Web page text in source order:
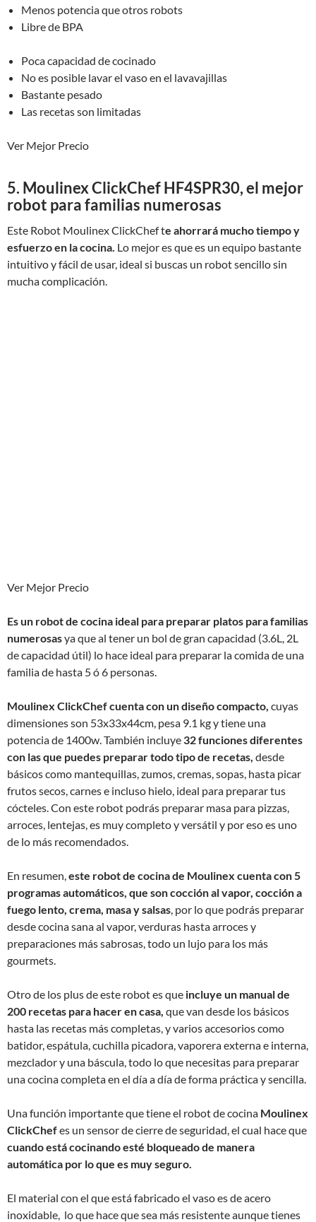
Menos potencia que otros robots
Libre de BPA
Poca capacidad de cocinado
No es posible lavar el vaso en el lavavajillas
Bastante pesado
Las recetas son limitadas
Ver Mejor Precio
5. Moulinex ClickChef HF4SPR30, el mejor
robot para familias numerosas
Este Robot Moulinex ClickChef te ahorrará mucho tiempo y
esfuerzo en la cocina. Lo mejor es que es un equipo bastante
intuitivo y fácil de usar, ideal si buscas un robot sencillo sin
mucha complicación.
Ver Mejor Precio
Es un robot de cocina ideal para preparar platos para familias
numerosasya que al tener un bol de gran capacidad (3.6L, 2L
de capacidad útil) lo hace ideal para preparar la comida de una
familia de hasta 5 ó 6 personas.
Moulinex ClickChefcuenta con un diseño compacto, cuyas
dimensiones son 53x33x44cm, pesa 9.1 kg y tiene una
potencia de 1400w. También incluye 32 funciones diferentes
con las que puedes preparar todo tipo de recetas, desde
básicos como mantequillas, zumos, cremas, sopas, hasta picar
frutos secos, carnes e incluso hielo, ideal para preparar tus
cócteles. Con este robot podrás preparar masa para pizzas,
arroces, lentejas, es muy completo y versátil y por eso es uno
de lo más recomendados.
En resumen,este robot de cocina de Moulinex cuenta con 5
programas automáticos, que son cocción al vapor, cocción a
fuego lento, crema, masa y salsas, por lo que podrás preparar
desde cocina sana al vapor, verduras hasta arroces y
preparaciones más sabrosas, todo un lujo para los más
gourmets.
Otro de los plus de este robot es que incluye un manual de
200 recetas para hacer en casa, que van desde los básicos
hasta las recetas más completas, y varios accesorios como
batidor, espátula, cuchilla picadora, vaporera externa e interna,
mezclador y una báscula, todo lo que necesitas para preparar
una cocina completa en el día a día de forma práctica y sencilla.
Una función importante que tiene el robot de cocina Moulinex
ClickChefes un sensor de cierre de seguridad, el cual hace que
cuando está cocinando esté bloqueado de manera
automática por lo que es muy seguro.
El material con el que está fabricado el vaso es de acero
inoxidable, lo que hace que sea más resistente aunque tienes